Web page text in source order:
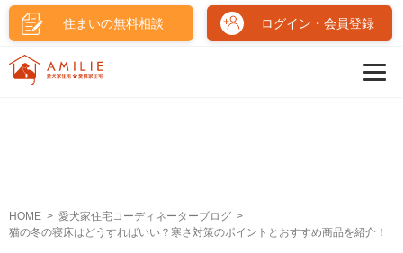
住まいの無料相談 ログイン・会員登録
HOME
愛犬家住宅コーディネーターブログ
猫の冬の寝床はどうすればいい？寒さ対策のポイントとおすすめ商品を紹介！